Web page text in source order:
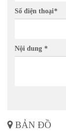
Số điện thoại*
Nội dung *
BẢN ĐỒ